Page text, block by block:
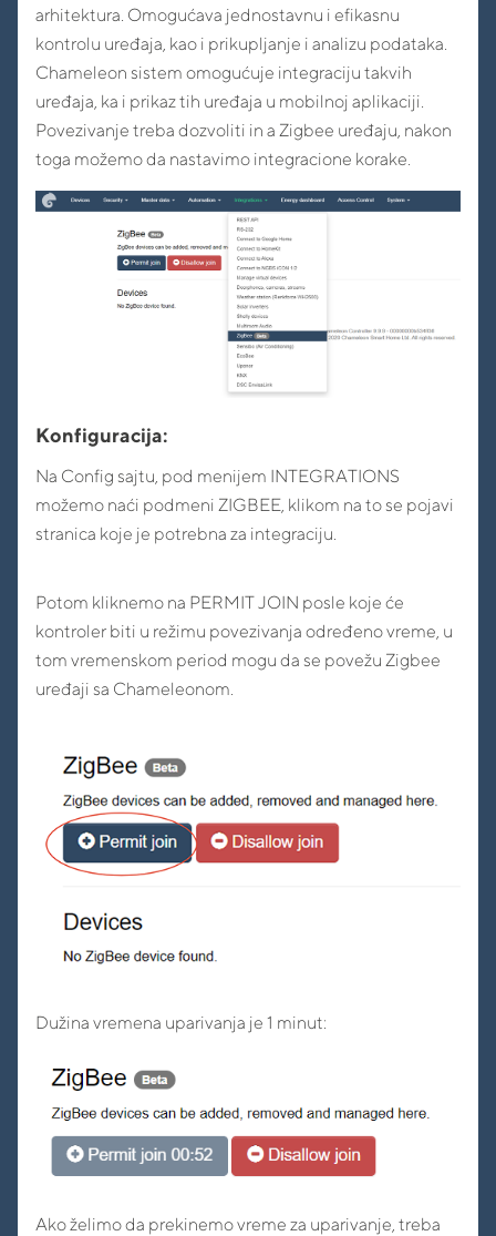
arhitektura. Omogućava jednostavnu i efikasnu
kontrolu uređaja, kao i prikupljanje i analizu podataka.
Chameleon sistem omogućuje integraciju takvih
uređaja, ka i prikaz tih uređaja u mobilnoj aplikaciji.
Povezivanje treba dozvoliti in a Zigbee uređaju, nakon
toga možemo da nastavimo integracione korake.
Konfiguracija:
Na Config sajtu, pod menijem INTEGRATIONS
možemo naći podmeni ZIGBEE, klikom na to se pojavi
stranica koje je potrebna za integraciju.
Potom kliknemo na PERMIT JOIN posle koje će
kontroler biti u režimu povezivanja određeno vreme, u
tom vremenskom period mogu da se povežu Zigbee
uređaji sa Chameleonom.
Dužina vremena uparivanja je 1 minut:
Ako želimo da prekinemo vreme za uparivanje, treba